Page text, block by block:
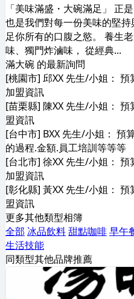
「美味滿盛・大碗滿足」 正
也是我們對每一份美味的堅
足你所有的口腹之慾。 養生
味、獨門炸滷味， 從經典...
滿大碗 的最新詢問
[桃園市] 邱XX 先生/小姐：
加盟資訊
[苗栗縣] 陳XX 先生/小姐：
盟資訊
[台中市] BXX 先生/小姐： 預
的過程.金額.員工培訓等等等
[台北市] 徐XX 先生/小姐：
加盟資訊
[彰化縣] 黃XX 先生/小姐：
盟資訊
更多其他類型相簿
全部 冰品飲料甜點咖啡早午
生活技能
同類型其他品牌推薦